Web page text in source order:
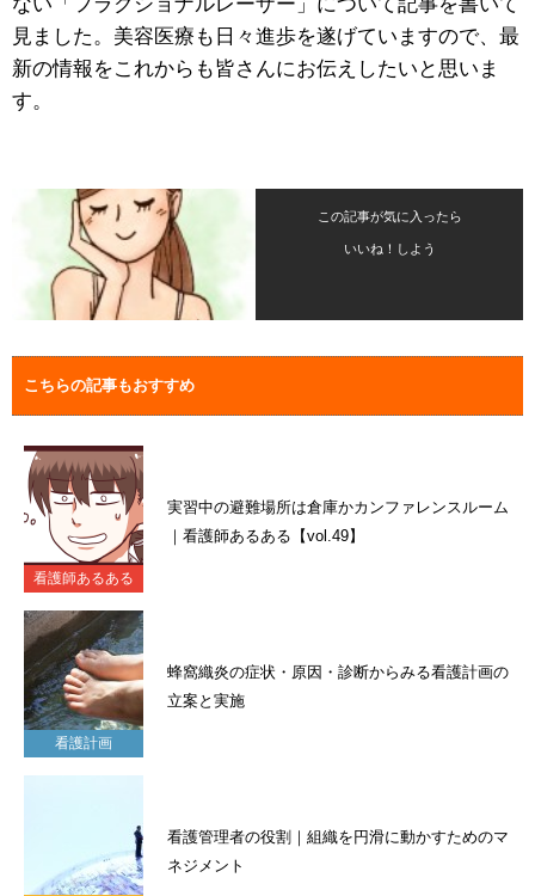
見ました。美容医療も日々進歩を遂げていますので、最
新の情報をこれからも皆さんにお伝えしたいと思いま
す。
この記事が気に入ったら
いいね！しよう
こちらの記事もおすすめ
看護師あるある
実習中の避難場所は倉庫かカンファレンスルーム
｜看護師あるある【vol.49】
看護計画
蜂窩織炎の症状・原因・診断からみる看護計画の
立案と実施
看護管理者の役割｜組織を円滑に動かすためのマ
ネジメント